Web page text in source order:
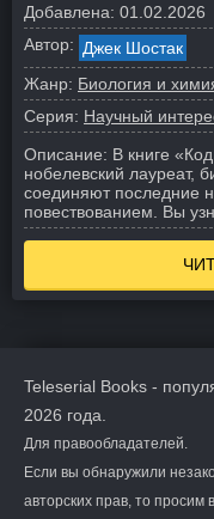
Добавлена: 01.02.2026
Автор: Джек Шостак
Жанр: Биология и
Серия: Научный
Описание: В книге
нобелевский лауреат,
соединяют последние
повествованием. Вы
Teleserial Books -
2026 года.
Для правообладателей.
Если вы обнаружили
авторских прав, то просим